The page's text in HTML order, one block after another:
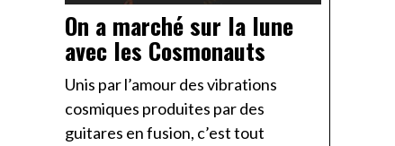
On a marché sur la lune
avec les Cosmonauts
Unis par l’amour des vibrations
cosmiques produites par des
guitares en fusion, c’est tout